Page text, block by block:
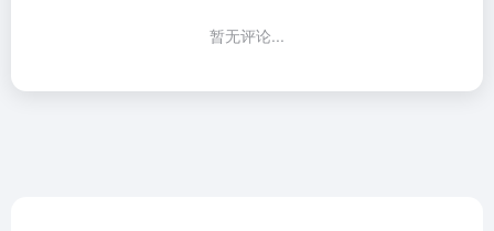
暂无评论...